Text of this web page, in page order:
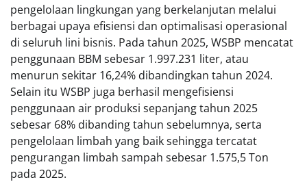
pengelolaan lingkungan yang berkelanjutan melalui
berbagai upaya efisiensi dan optimalisasi operasional
di seluruh lini bisnis. Pada tahun 2025, WSBP mencatat
penggunaan BBM sebesar 1.997.231 liter, atau
menurun sekitar 16,24% dibandingkan tahun 2024.
Selain itu WSBP juga berhasil mengefisiensi
penggunaan air produksi sepanjang tahun 2025
sebesar 68% dibanding tahun sebelumnya, serta
pengelolaan limbah yang baik sehingga tercatat
pengurangan limbah sampah sebesar 1.575,5 Ton
pada 2025.